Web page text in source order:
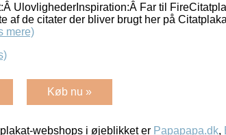
UlovlighederInspiration:Â Far til
af de citater der bliver brugt her på
mere)
Køb nu »
webshops i øjeblikket er Papapapa.dk,